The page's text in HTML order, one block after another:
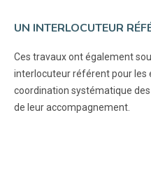
UN INTERLOCUTEUR
Ces travaux ont également
interlocuteur référent pour les
coordination systématique
de leur accompagnement.